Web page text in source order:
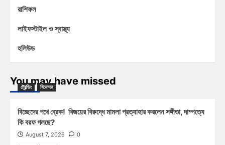
রাশিফল
লাইফস্টাইল ও স্বাস্থ্য
হলিউড
You may have missed
ট্রেন্ডিং বিনোদন
বিচ্ছেদের পথে ব্রেক! বিজয়ের বিরুদ্ধে মামলা প্রত্যাহার করলেন সঙ্গীতা, দাম্পত্যে
কি বরফ গলছে?
August 7, 2026 0